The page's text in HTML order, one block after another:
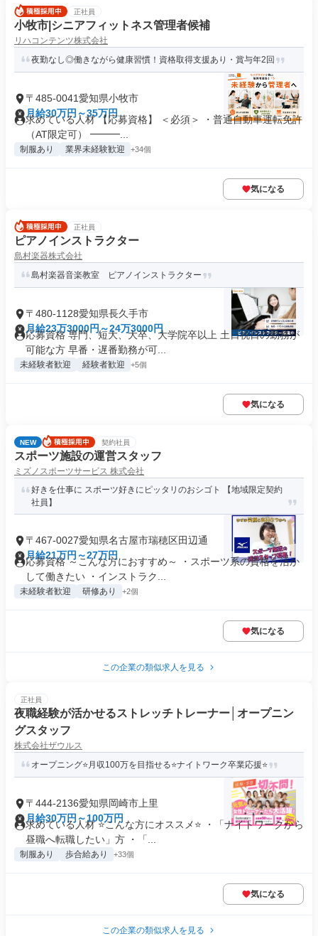
正社員
小牧市|シニアフィットネス管理者候補
リハコンテンツ株式会社
夜勤なし◎働きながら健康習慣！資格取得支援あり・賞与年2回
〒485-0041愛知県小牧市
月給30万円～35万円
求めている人材 【応募資格】 ＜必須＞ ・普通自動車運転免許
（AT限定可） ━━━...
制服あり 業界未経験歓迎 +34個
気になる
正社員
ピアノインストラクター
島村楽器株式会社
島村楽器音楽教室 ピアノインストラクター
〒480-1128愛知県長久手市
月給23万3000円～24万3000円
応募資格 専門、短大、大卒、大学院卒以上 土日祝日の勤務が
可能な方 早番・遅番勤務が可...
未経験者歓迎 経験者歓迎 +5個
気になる
NEW 契約社員
スポーツ施設の運営スタッフ
ミズノスポーツサービス 株式会社
好きを仕事に スポーツ好きにピッタリのおシゴト 【地域限定契約
社員】
〒467-0027愛知県名古屋市瑞穂区田辺通
月給21万円～27万円
応募資格 ～こんな方におすすめ～ ・スポーツ系の資格を活か
して働きたい ・インストラク...
未経験者歓迎 研修あり +2個
気になる
この企業の類似求人を見る
正社員
夜職経験が活かせるストレッチトレーナー│オープニン
グスタッフ
株式会社ザウルス
オープニング⭐月収100万を目指せる⭐ナイトワーク卒業応援⭐
〒444-2136愛知県岡崎市上里
月給30万円～100万円
求めている人材 ⭐こんな方にオススメ⭐ ・「ナイトワークから
昼職へ転職したい」方 ・「...
制服あり 歩合給あり +33個
気になる
この企業の類似求人を見る